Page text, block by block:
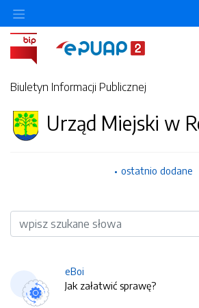
Biuletyn Informacji Publicznej
Urząd Miejski w
ostatnio dodane
Wyszukiwarka
eBoi
Jak załatwić sprawę?